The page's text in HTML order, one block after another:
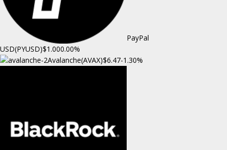
PayPal
USD(PYUSD)$1.000.00%
Avalanche(AVAX)$6.47-1.30%